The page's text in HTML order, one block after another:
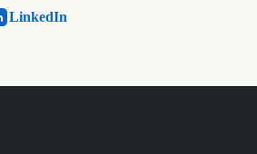
LinkedIn